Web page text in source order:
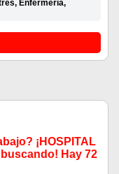
Enfermería,
¡HOSPITAL
buscando! Hay 72